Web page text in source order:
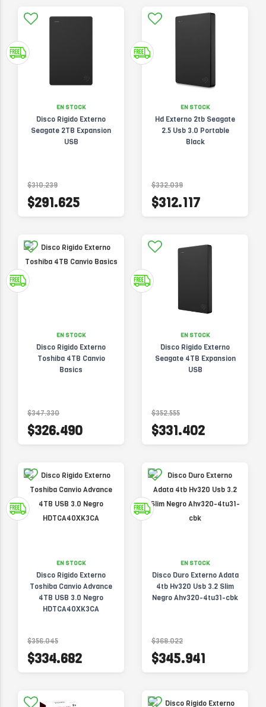
EN STOCK
Disco Rigido Externo
Seagate 2TB Expansion
USB
$310.239
$291.625
EN STOCK
Hd Externo 2tb Seagate
2.5 Usb 3.0 Portable
Black
$332.039
$312.117
EN STOCK
Disco Rigido Externo
Toshiba 4TB Canvio
Basics
$347.330
$326.490
EN STOCK
Disco Rigido Externo
Seagate 4TB Expansion
USB
$352.555
$331.402
EN STOCK
Disco Rigido Externo
Toshiba Canvio Advance
4TB USB 3.0 Negro
HDTCA40XK3CA
$356.045
$334.682
EN STOCK
Disco Duro Externo Adata
4tb Hv320 Usb 3.2 Slim
Negro Ahv320-4tu31-cbk
$368.022
$345.941